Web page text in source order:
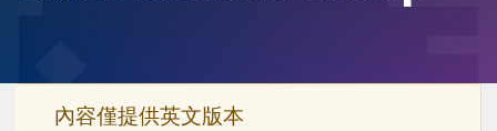
內容僅提供英文版本